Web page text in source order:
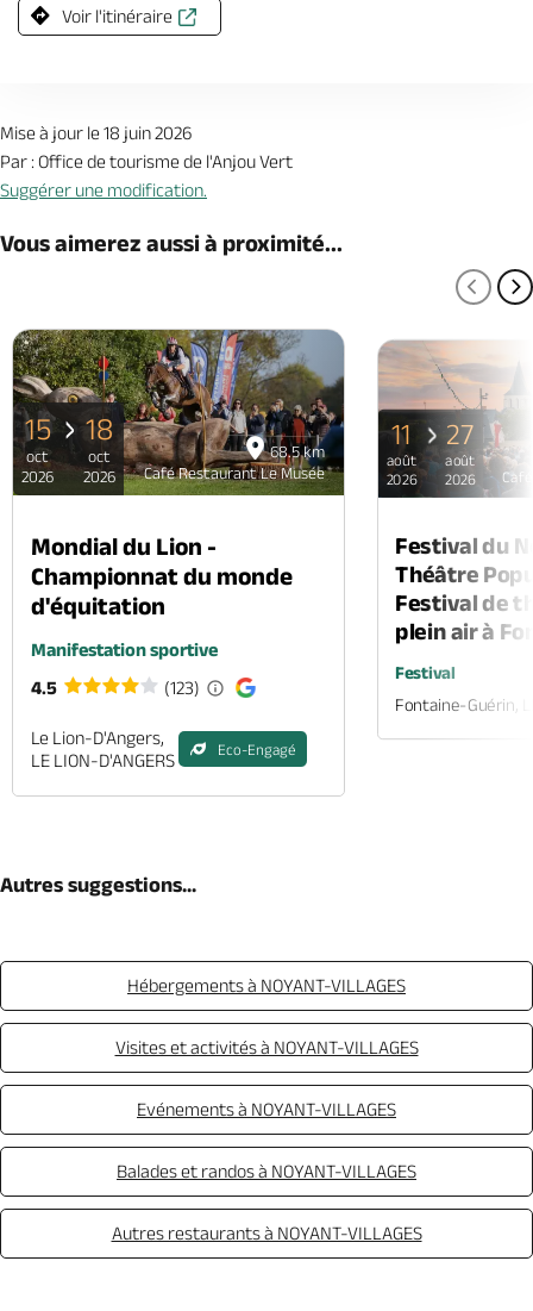
Voir l'itinéraire
Mise à jour le 18 juin 2026
Par : Office de tourisme de l'Anjou Vert
Suggérer une modification.
Vous aimerez aussi à proximité...
68.5 km
Café Restaurant Le Musée
15
oct
2026
18
oct
2026
Mondial du Lion -
Championnat du monde
d'équitation
Manifestation sportive
4.5
(123)
Le Lion-D'Angers,
LE LION-D'ANGERS
Eco-Engagé
11
août
2026
27
août
2026
Festival du
Théâtre
Festival de
plein air à
Festival
Fontaine-Guérin,
Autres suggestions...
Hébergements à NOYANT-VILLAGES
Visites et activités à NOYANT-VILLAGES
Evénements à NOYANT-VILLAGES
Balades et randos à NOYANT-VILLAGES
Autres restaurants à NOYANT-VILLAGES